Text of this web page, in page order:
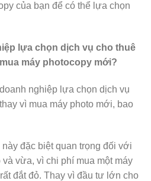
của bạn để có thể lựa chọn
lựa chọn dịch vụ cho thuê
máy photocopy mới?
nghiệp lựa chọn dịch vụ
vì mua máy photo mới, bao
đặc biệt quan trọng đối với
vừa, vì chi phí mua một máy
đắt đỏ. Thay vì đầu tư lớn cho